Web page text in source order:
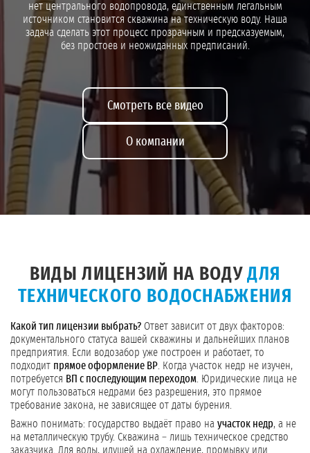
нет центрального водопровода, единственным легальным
источником становится скважина на техническую воду. Наша
задача сделать этот процесс прозрачным и предсказуемым,
без простоев и неожиданных предписаний.
Смотреть все видео
О компании
ВИДЫ ЛИЦЕНЗИЙ НА ВОДУДЛЯ
ТЕХНИЧЕСКОГО ВОДОСНАБЖЕНИЯ
Какой тип лицензии выбрать? Ответ зависит от двух факторов:
документального статуса вашей скважины и дальнейших планов
предприятия. Если водозабор уже построен и работает, то
подходит прямое оформление ВР . Когда участок недр не изучен,
потребуется ВП с последующим переходом . Юридические лица не
могут пользоваться недрами без разрешения, это прямое
требование закона, не зависящее от даты бурения.
Важно понимать: государство выдаёт право на участок недр, а не
на металлическую трубу. Скважина – лишь техническое средство
заказчика. Для воды, идущей на охлаждение, промывку или